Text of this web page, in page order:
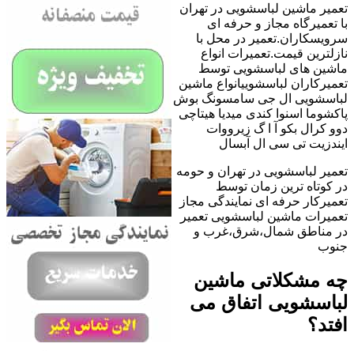
تعمیر ماشین لباسشویی در تهران
با تعمیرگاه مجاز و حرفه ای
سرویسکاران.تعمیر در محل با
نازلترین قیمت.تعمیرات انواع
ماشین های لباسشویی توسط
تعمیرکاران لباسشوییانواع ماشین
لباسشویی ال جی سامسونگ بوش
پاکشوما اسنوا کندی میدیا هیتاچی
دوو کرال بکو آ ا گ زیرووات
ایندزیت تی سی ال آبسال
تعمیر لباسشویی در تهران و حومه
در کوتاه ترین زمان توسط
تعمیرکار حرفه ای نمایندگی مجاز
تعمیرات ماشین لباسشویی تعمیر
در مناطق شمال،شرق،غرب و
جنوب
چه مشکلاتی ماشین
لباسشویی اتفاق می
افتد؟